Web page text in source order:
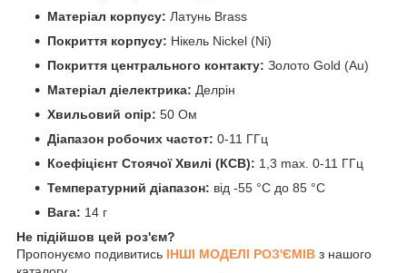
Матеріал корпусу: Латунь Brass
Покриття корпусу: Нікель Nickel (Ni)
Покриття центрального контакту: Золото Gold (Au)
Матеріал діелектрика: Делрін
Хвильовий опір: 50 Ом
Діапазон робочих частот: 0-11 ГГц
Коефіцієнт Стоячої Хвилі (КСВ): 1,3 max. 0-11 ГГц
Температурний діапазон: від -55 °C до 85 °C
Вага: 14 г
Не підійшов цей роз'єм?
Пропонуємо подивитись ІНШІ МОДЕЛІ РОЗ'ЄМІВ з нашого